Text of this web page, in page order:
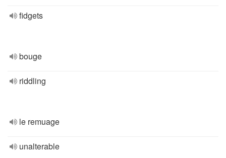
fidgets
bouge
riddling
le remuage
unalterable